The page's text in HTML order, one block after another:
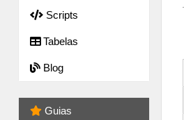
Scripts
Tabelas
Blog
Guias